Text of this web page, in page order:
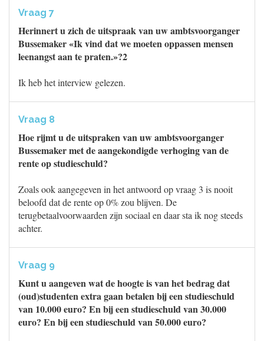
Vraag 7
Herinnert u zich de uitspraak van uw ambtsvoorganger
Bussemaker «Ik vind dat we moeten oppassen mensen
leenangst aan te praten.»?2
Ik heb het interview gelezen.
Vraag 8
Hoe rijmt u de uitspraken van uw ambtsvoorganger
Bussemaker met de aangekondigde verhoging van de
rente op studieschuld?
Zoals ook aangegeven in het antwoord op vraag 3 is nooit
beloofd dat de rente op 0% zou blijven. De
terugbetaalvoorwaarden zijn sociaal en daar sta ik nog steeds
achter.
Vraag 9
Kunt u aangeven wat de hoogte is van het bedrag dat
(oud)studenten extra gaan betalen bij een studieschuld
van 10.000 euro? En bij een studieschuld van 30.000
euro? En bij een studieschuld van 50.000 euro?